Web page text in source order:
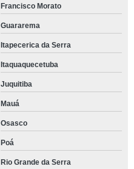
Francisco Morato
Guararema
Itapecerica da Serra
Itaquaquecetuba
Juquitiba
Mauá
Osasco
Poá
Rio Grande da Serra